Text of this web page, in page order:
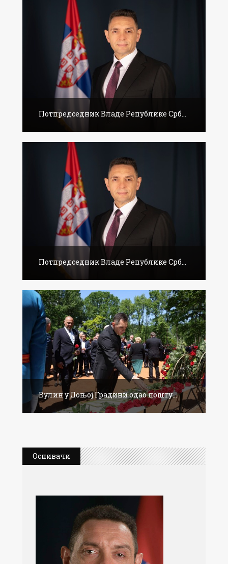
Потпредседник Владе Републике Срб...
Потпредседник Владе Републике Срб...
Вулин у Доњој Градини одао пошту...
Оснивачи